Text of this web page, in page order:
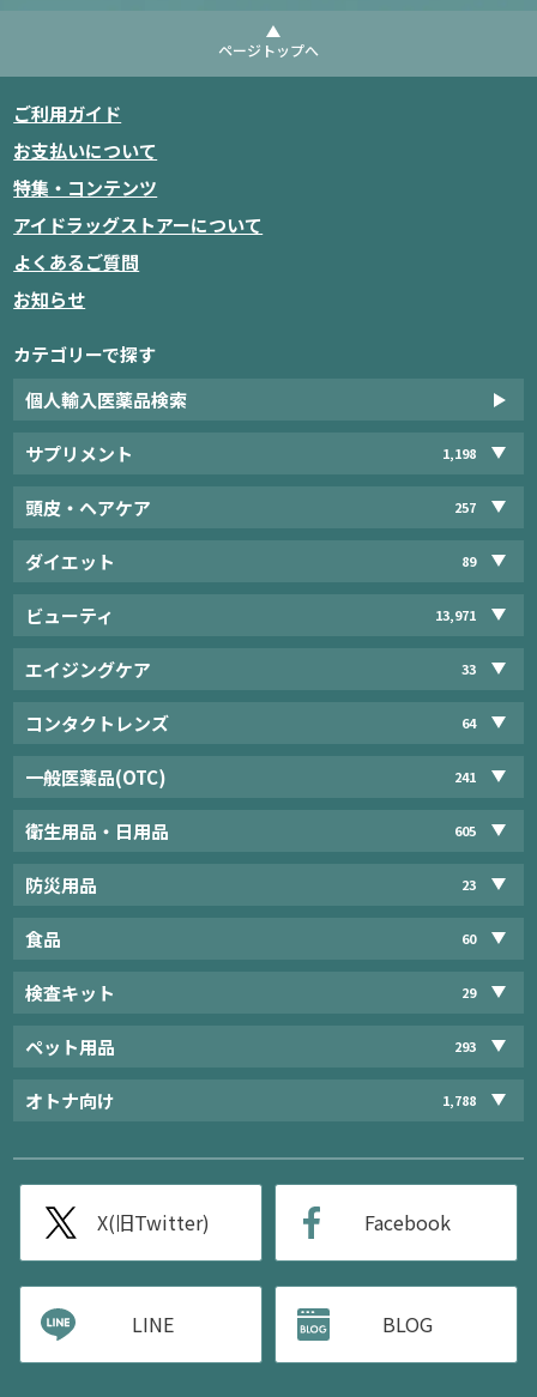
ページトップへ
ご利用ガイド
お支払いについて
特集・コンテンツ
アイドラッグストアーについて
よくあるご質問
お知らせ
カテゴリーで探す
個人輸入医薬品検索
サプリメント 1,198
頭皮・ヘアケア 257
ダイエット 89
ビューティ 13,971
エイジングケア 33
コンタクトレンズ 64
一般医薬品(OTC) 241
衛生用品・日用品 605
防災用品 23
食品 60
検査キット 29
ペット用品 293
オトナ向け 1,788
X(旧Twitter) Facebook
LINE BLOG